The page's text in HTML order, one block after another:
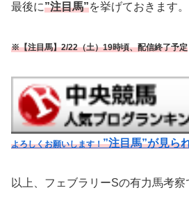
最後に”注目馬”を挙げておきます。
※【注目馬】2/22（土）19時頃、配信終了予定
よろしくお願いします！”注目馬”が見ら
以上、フェブラリーSの有力馬考察